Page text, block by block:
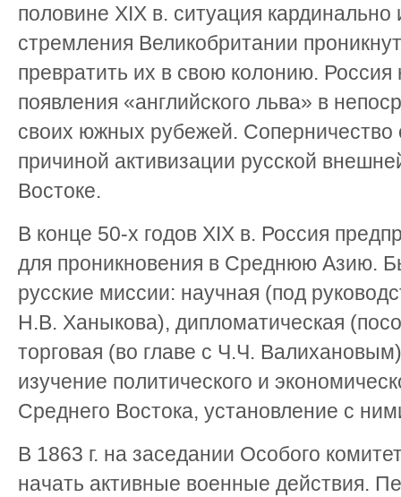
половине XIX в. ситуация кардинально
стремления Великобритании
превратить их в свою колонию. Россия
появления «английского льва» в
своих южных рубежей. Соперничество
причиной активизации русской
Востоке.
В конце 50-х годов XIX в. Россия
для проникновения в Среднюю Азию.
русские миссии: научная (под
Н.В. Ханыкова), дипломатическая
торговая (во главе с Ч.Ч.
изучение политического и
Среднего Востока, установление с
В 1863 г. на заседании Особого
начать активные военные действия.